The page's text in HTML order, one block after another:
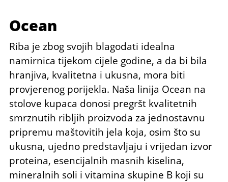
Ocean
Riba je zbog svojih blagodati idealna
namirnica tijekom cijele godine, a da bi bila
hranjiva, kvalitetna i ukusna, mora biti
provjerenog porijekla. Naša linija Ocean na
stolove kupaca donosi pregršt kvalitetnih
smrznutih ribljih proizvoda za jednostavnu
pripremu maštovitih jela koja, osim što su
ukusna, ujedno predstavljaju i vrijedan izvor
proteina, esencijalnih masnih kiselina,
mineralnih soli i vitamina skupine B koji su